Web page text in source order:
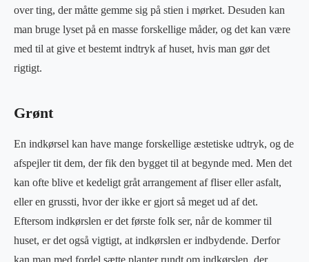
over ting, der måtte gemme sig på stien i mørket. Desuden kan
man bruge lyset på en masse forskellige måder, og det kan være
med til at give et bestemt indtryk af huset, hvis man gør det
rigtigt.
Grønt
En indkørsel kan have mange forskellige æstetiske udtryk, og de
afspejler tit dem, der fik den bygget til at begynde med. Men det
kan ofte blive et kedeligt gråt arrangement af fliser eller asfalt,
eller en grussti, hvor der ikke er gjort så meget ud af det.
Eftersom indkørslen er det første folk ser, når de kommer til
huset, er det også vigtigt, at indkørslen er indbydende. Derfor
kan man med fordel sætte planter rundt om indkørslen, der